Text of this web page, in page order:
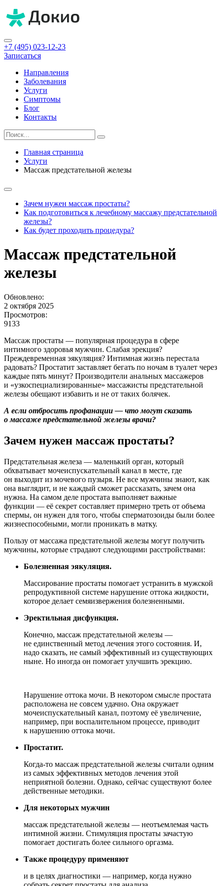
+7 (495) 023-12-23
Записаться
Направления
Заболевания
Услуги
Симптомы
Блог
Контакты
Главная страница
Услуги
Массаж предстательной железы
Зачем нужен массаж простаты?
Как подготовиться к лечебному массажу предстательной
железы?
Как будет проходить процедура?
Массаж предстательной
железы
Обновлено:
2 октября 2025
Просмотров:
9133
Массаж простаты — популярная процедура в сфере
интимного здоровья мужчин. Слабая эрекция?
Преждевременная эякуляция? Интимная жизнь перестала
радовать? Простатит заставляет бегать по ночам в туалет через
каждые пять минут? Производители анальных массажеров
и «узкоспециализированные» массажисты предстательной
железы обещают избавить и не от таких болячек.
А если отбросить профанации — что могут сказать
о массаже предстательной железы врачи?
Зачем нужен массаж простаты?
Предстательная железа — маленький орган, который
обхватывает мочеиспускательный канал в месте, где
он выходит из мочевого пузыря. Не все мужчины знают, как
она выглядит, и не каждый сможет рассказать, зачем она
нужна. На самом деле простата выполняет важные
функции — её секрет составляет примерно треть от объема
спермы, он нужен для того, чтобы сперматозоиды были более
жизнеспособными, могли проникать в матку.
Пользу от массажа предстательной железы могут получить
мужчины, которые страдают следующими расстройствами:
Болезненная эякуляция.
Массирование простаты помогает устранить в мужской
репродуктивной системе нарушение оттока жидкости,
которое делает семяизвержения болезненными.
Эректильная дисфункция.
Конечно, массаж предстательной железы —
не единственный метод лечения этого состояния. И,
надо сказать, не самый эффективный из существующих
ныне. Но иногда он помогает улучшить эрекцию.
Нарушение оттока мочи. В некотором смысле простата
расположена не совсем удачно. Она окружает
мочеиспускательный канал, поэтому её увеличение,
например, при воспалительном процессе, приводит
к нарушению оттока мочи.
Простатит.
Когда-то массаж предстательной железы считали одним
из самых эффективных методов лечения этой
неприятной болезни. Однако, сейчас существуют более
действенные методики.
Для некоторых мужчин
массаж предстательной железы — неотъемлемая часть
интимной жизни. Стимуляция простаты зачастую
помогает достигать более сильного оргазма.
Также процедуру применяют
и в целях диагностики — например, когда нужно